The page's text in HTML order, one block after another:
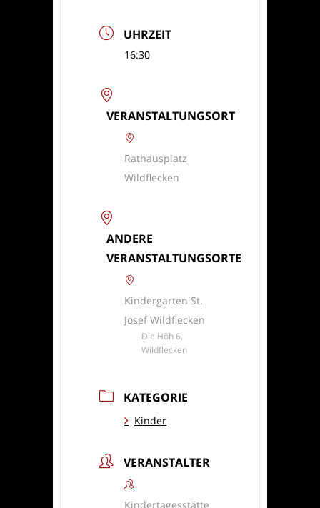
UHRZEIT
16:30
VERANSTALTUNGSORT
Rathausplatz
Wildflecken
ANDERE
VERANSTALTUNGSORTE
Kindergarten St.
Josef Wildflecken
Die Höh 6,
Wildflecken
KATEGORIE
Kinder
VERANSTALTER
Kindertagesstätte